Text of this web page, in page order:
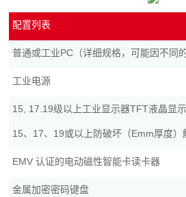
配置列表
普通或工业PC（详细规格，可能因不同
工业电源
15, 17.19级以上工业显示器TFT液晶显
15、17、19或以上防破坏（Emm厚度）
EMV 认证的电动磁性智能卡读卡器
金属加密密码键盘